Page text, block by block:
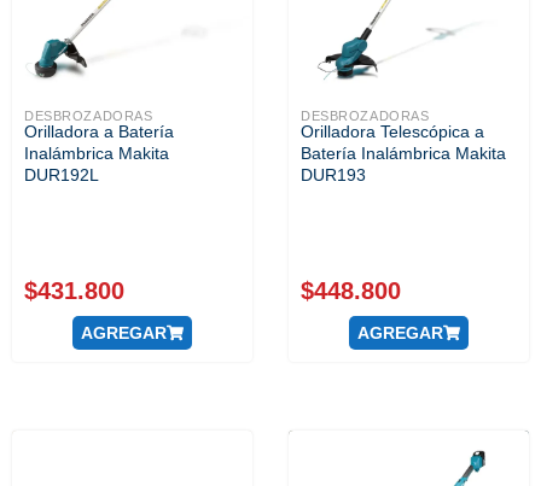
DESBROZADORAS
Orilladora a Batería
Inalámbrica Makita
DUR192L
$431.800
AGREGAR
DESBROZADORAS
Orilladora Telescópica a
Batería Inalámbrica Makita
DUR193
$448.800
AGREGAR